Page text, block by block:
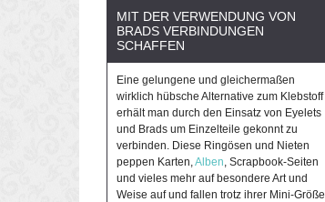
MIT DER VERWENDUNG VON
BRADS VERBINDUNGEN
SCHAFFEN
Eine gelungene und gleichermaßen
wirklich hübsche Alternative zum Klebstoff
erhält man durch den Einsatz von Eyelets
und Brads um Einzelteile gekonnt zu
verbinden. Diese Ringösen und Nieten
peppen Karten,Alben, Scrapbook-Seiten
und vieles mehr auf besondere Art und
Weise auf und fallen trotz ihrer Mini-Größe